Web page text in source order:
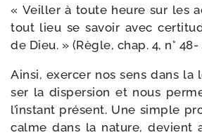
« Veiller à toute heure sur les
tout lieu se savoir avec
de Dieu. » (Règle, chap. 4, n° 48-
Ainsi, exer­cer nos sens dans la
ser la dis­per­sion et nous
l’ins­tant pré­sent. Une simple
calme dans la nature, devient